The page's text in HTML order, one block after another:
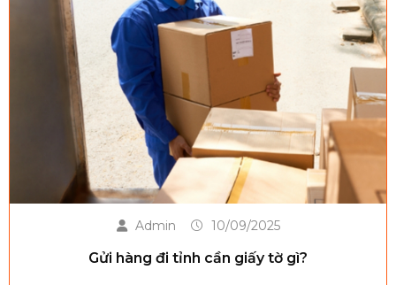
Admin 10/09/2025
Gửi hàng đi tỉnh cần giấy tờ gì?